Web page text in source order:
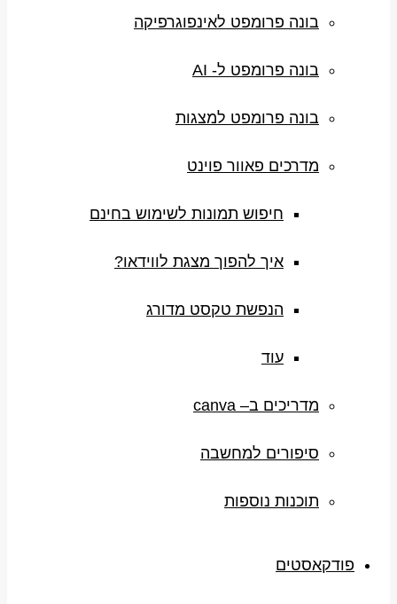
בונה פרומפט לאינפוגרפיקה
בונה פרומפט ל- AI
בונה פרומפט למצגות
מדרכים פאוור פוינט
חיפוש תמונות לשימוש בחינם
איך להפוך מצגת לווידאו?
הנפשת טקסט מדורג
עוד
מדריכים ב– canva
סיפורים למחשבה
תוכנות נוספות
פודקאסטים